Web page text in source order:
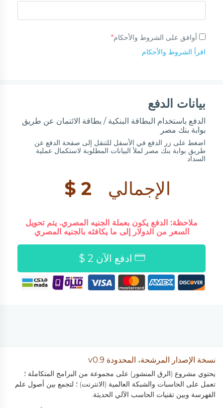
أوافق على الشروط والأحكام*
اقرأ الشروط والأحكام
بيانات الدفع
الدفع باستخدام البطاقة البنكية / بطاقة الائتمان عن طريق
بوابة بنك مصر
اضغط على زر الدفع في الأسفل للتنقل إلى صفحة الدفع عن
طريق بوابة بنك مصر لملأ البيانات المطلوبة لاستكمال عملية
السداد
الإجمالي 2 $
ملاحظة: الدفع يكون بعملة الجنيه المصري. يتم تحويل
السعر من الدولار إلى ما يكافئه بالجنيه المصري
ادفع الآن 2 $
نسخة الإصدار المرشحة، المحدودة v0.9
يحتوي مشروع (الرق المنشور) على مجموعة من البرامج المتكاملة ؛
تعمل على الحاسبات والشبكة العالمية (الانترنت) ؛ لتجمع بين أصول علم
الفهرسة وبين تقنيات الحاسب الآلي الحديثة.